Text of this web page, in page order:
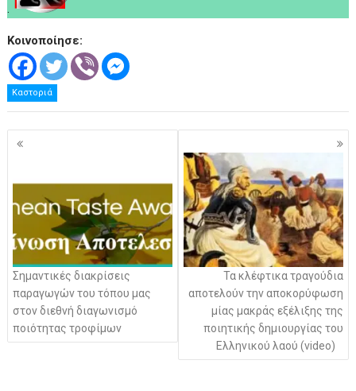
.
Κοινοποίησε:
Καστοριά
Πλοήγηση
Σημαντικές διακρίσεις
παραγωγών του τόπου μας
στον διεθνή διαγωνισμό
ποιότητας τροφίμων
Τα κλέφτικα τραγούδια
αποτελούν την αποκορύφωση
μίας μακράς εξέλιξης της
ποιητικής δημιουργίας του
Ελληνικού λαού (video)